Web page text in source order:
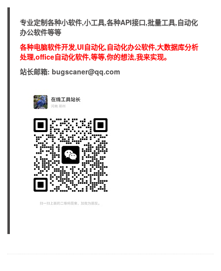
专业定制各种小软件,小工具,各种API接口,批量工具,自动化
办公软件等等
各种电脑软件开发,UI自动化,自动化办公软件,大数据库分析
处理,office自动化软件,等等,你的想法,我来实现。
站长邮箱: bugscaner@qq.com